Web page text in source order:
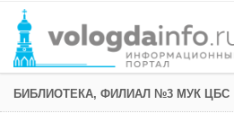
БИБЛИОТЕКА, ФИЛИАЛ №3 МУК ЦБС